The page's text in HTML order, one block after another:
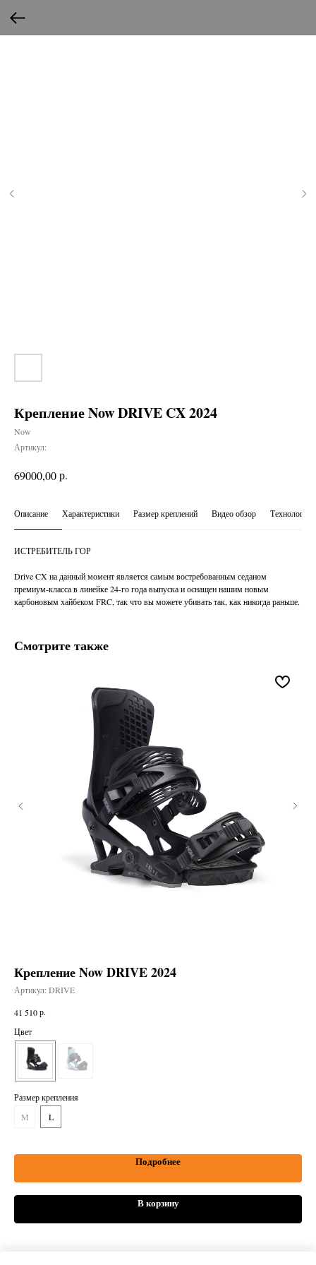
Крепление Now DRIVE CX 2024
Now
Артикул:
69000,00р.
Описание Характеристики Размер креплений Видео обзор Технологии
ИСТРЕБИТЕЛЬ ГОР
Drive CX на данный момент является самым востребованным седаном
премиум-класса в линейке 24-го года выпуска и оснащен нашим новым
карбоновым хайбеком FRC, так что вы можете убивать так, как никогда раньше.
Смотрите также
Крепление Now DRIVE 2024
Артикул: DRIVE
41 510р.
Цвет
Размер крепления
M
L
Подробнее
В корзину